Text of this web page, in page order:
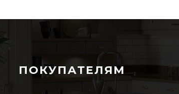
ПОКУПАТЕЛЯМ